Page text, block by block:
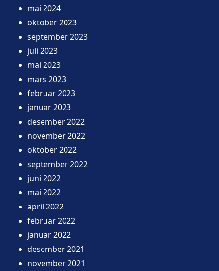
mai 2024
oktober 2023
september 2023
juli 2023
mai 2023
mars 2023
februar 2023
januar 2023
desember 2022
november 2022
oktober 2022
september 2022
juni 2022
mai 2022
april 2022
februar 2022
januar 2022
desember 2021
november 2021